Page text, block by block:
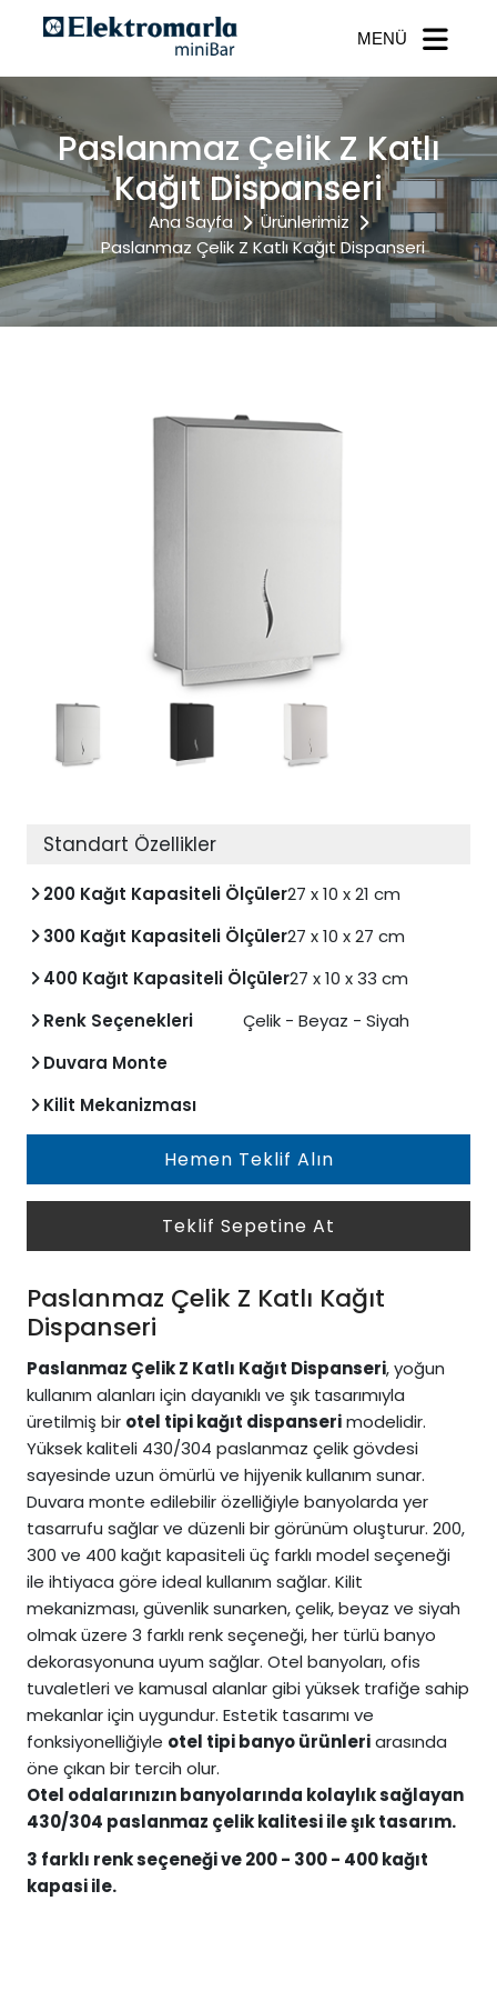
MENÜ
Paslanmaz Çelik Z Katlı
Kağıt Dispanseri
Ana Sayfa
Ürünlerimiz
Paslanmaz Çelik Z Katlı Kağıt Dispanseri
Standart Özellikler
200 Kağıt Kapasiteli Ölçüler27 x 10 x 21 cm
300 Kağıt Kapasiteli Ölçüler27 x 10 x 27 cm
400 Kağıt Kapasiteli Ölçüler27 x 10 x 33 cm
Renk Seçenekleri
Çelik - Beyaz - Siyah
Duvara Monte
Kilit Mekanizması
Hemen Teklif Alın
Teklif Sepetine At
Paslanmaz Çelik Z Katlı Kağıt
Dispanseri
Paslanmaz Çelik Z Katlı Kağıt Dispanseri, yoğun
kullanım alanları için dayanıklı ve şık tasarımıyla
üretilmiş bir otel tipi kağıt dispanserimodelidir.
Yüksek kaliteli 430/304 paslanmaz çelik gövdesi
sayesinde uzun ömürlü ve hijyenik kullanım sunar.
Duvara monte edilebilir özelliğiyle banyolarda yer
tasarrufu sağlar ve düzenli bir görünüm oluşturur. 200,
300 ve 400 kağıt kapasiteli üç farklı model seçeneği
ile ihtiyaca göre ideal kullanım sağlar. Kilit
mekanizması, güvenlik sunarken, çelik, beyaz ve siyah
olmak üzere 3 farklı renk seçeneği, her türlü banyo
dekorasyonuna uyum sağlar. Otel banyoları, ofis
tuvaletleri ve kamusal alanlar gibi yüksek trafiğe sahip
mekanlar için uygundur. Estetik tasarımı ve
fonksiyonelliğiyle otel tipi banyo ürünleriarasında
öne çıkan bir tercih olur.
Otel odalarınızın banyolarında kolaylık sağlayan
430/304 paslanmaz çelik kalitesi ile şık tasarım.
3 farklı renk seçeneği ve 200 - 300 - 400 kağıt
kapasi ile.